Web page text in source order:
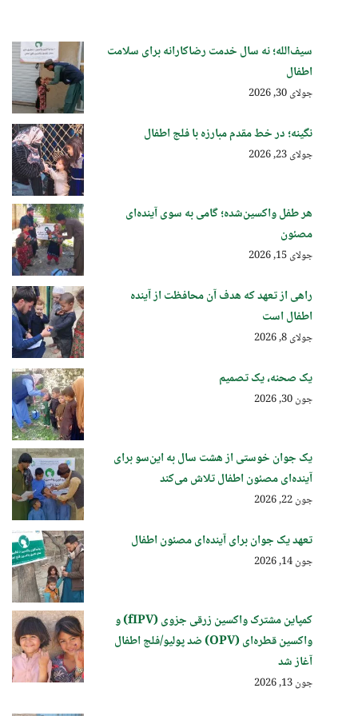
سیف‌الله؛ نه سال خدمت رضاکارانه برای سلامت
اطفال
جولای 30, 2026
نگینه؛ در خط مقدم مبارزه با فلج اطفال
جولای 23, 2026
هر طفل واکسین‌شده؛ گامی به سوی آینده‌ای
مصئون
جولای 15, 2026
راهی از تعهد که هدف آن محافظت از آینده
اطفال است
جولای 8, 2026
یک صحنه، یک تصمیم
جون 30, 2026
یک جوان خوستی از هشت سال به این‌سو برای
آینده‌ای مصئون اطفال تلاش می‌کند
جون 22, 2026
تعهد یک جوان برای آینده‌ای مصئون اطفال
جون 14, 2026
کمپاین مشترک واکسین زرقی جزوی (fIPV) و
واکسین قطره‌ای (OPV) ضد پولیو/فلج اطفال
آغاز شد
جون 13, 2026